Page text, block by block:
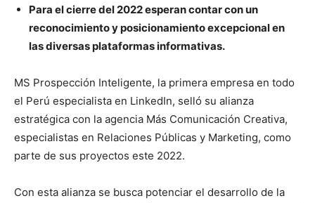
Para el cierre del 2022 esperan contar con un
reconocimiento y posicionamiento excepcional en
las diversas plataformas informativas.
MS Prospección Inteligente, la primera empresa en todo
el Perú especialista en LinkedIn, selló su alianza
estratégica con la agencia Más Comunicación Creativa,
especialistas en Relaciones Públicas y Marketing, como
parte de sus proyectos este 2022.
Con esta alianza se busca potenciar el desarrollo de la